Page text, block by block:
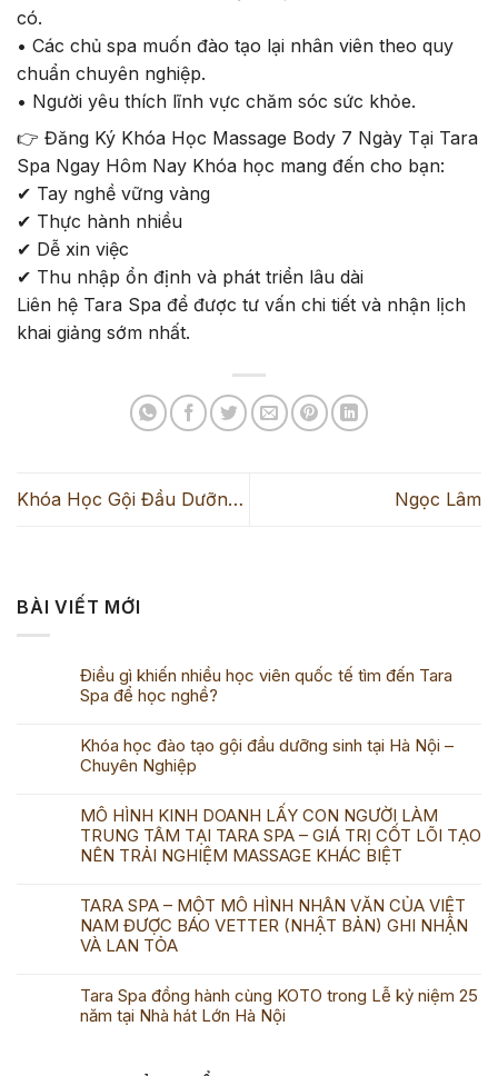
có.
• Các chủ spa muốn đào tạo lại nhân viên theo quy
chuẩn chuyên nghiệp.
• Người yêu thích lĩnh vực chăm sóc sức khỏe.
👉 Đăng Ký Khóa Học Massage Body 7 Ngày Tại Tara
Spa Ngay Hôm Nay Khóa học mang đến cho bạn:
✔ Tay nghề vững vàng
✔ Thực hành nhiều
✔ Dễ xin việc
✔ Thu nhập ổn định và phát triển lâu dài
Liên hệ Tara Spa để được tư vấn chi tiết và nhận lịch
khai giảng sớm nhất.
Khóa Học Gội Đầu Dưỡng
Ngọc Lâm
BÀI VIẾT MỚI
Điều gì khiến nhiều học viên quốc tế tìm đến Tara
Spa để học nghề?
Khóa học đào tạo gội đầu dưỡng sinh tại Hà Nội –
Chuyên Nghiệp
MÔ HÌNH KINH DOANH LẤY CON NGƯỜI LÀM
TRUNG TÂM TẠI TARA SPA – GIÁ TRỊ CỐT LÕI TẠO
NÊN TRẢI NGHIỆM MASSAGE KHÁC BIỆT
TARA SPA – MỘT MÔ HÌNH NHÂN VĂN CỦA VIỆT
NAM ĐƯỢC BÁO VETTER (NHẬT BẢN) GHI NHẬN
VÀ LAN TỎA
Tara Spa đồng hành cùng KOTO trong Lễ kỷ niệm 25
năm tại Nhà hát Lớn Hà Nội